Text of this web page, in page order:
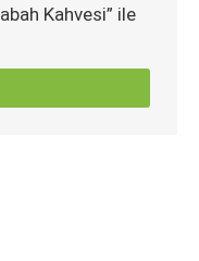
Kahvesi” ile